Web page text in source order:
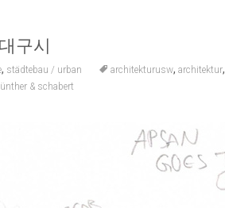
구시
, städtebau / urban architekturusw,architektur,
& schabert